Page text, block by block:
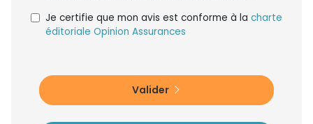
Je certifie que mon avis est conforme à la charte
éditoriale Opinion Assurances
Valider